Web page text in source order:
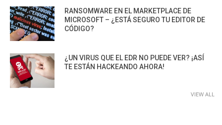
RANSOMWARE EN EL MARKETPLACE DE
MICROSOFT – ¿ESTÁ SEGURO TU EDITOR DE
CÓDIGO?
¿UN VIRUS QUE EL EDR NO PUEDE VER? ¡ASÍ
TE ESTÁN HACKEANDO AHORA!
VIEW ALL